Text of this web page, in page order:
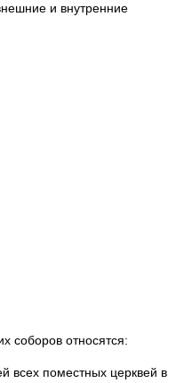
и внутренние
соборов относятся:
всех поместных церквей в